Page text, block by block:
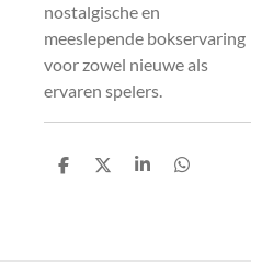
nostalgische en
meeslepende bokservaring
voor zowel nieuwe als
ervaren spelers.
D
D
S
D